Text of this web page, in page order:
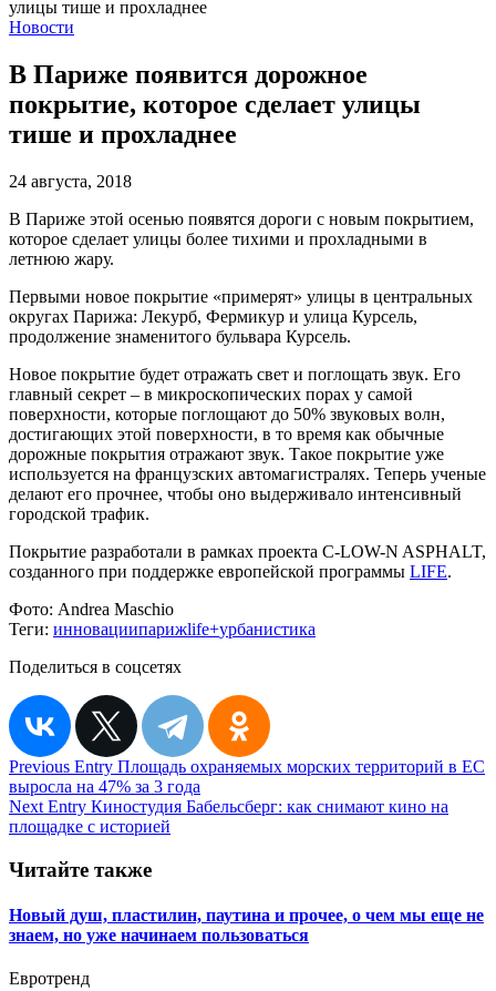
Новости
В Париже появится дорожное
покрытие, которое сделает улицы
тише и прохладнее
24 августа, 2018
В Париже этой осенью появятся дороги с новым покрытием,
которое сделает улицы более тихими и прохладными в
летнюю жару.
Первыми новое покрытие «примерят» улицы в центральных
округах Парижа: Лекурб, Фермикур и улица Курсель,
продолжение знаменитого бульвара Курсель.
Новое покрытие будет отражать свет и поглощать звук. Его
главный секрет – в микроскопических порах у самой
поверхности, которые поглощают до 50% звуковых волн,
достигающих этой поверхности, в то время как обычные
дорожные покрытия отражают звук. Такое покрытие уже
используется на французских автомагистралях. Теперь ученые
делают его прочнее, чтобы оно выдерживало интенсивный
городской трафик.
Покрытие разработали в рамках проекта C-LOW-N ASPHALT,
созданного при поддержке европейской программы LIFE.
Фото: Andrea Maschio
Теги: инновациипарижlife+урбанистика
Поделиться в соцсетях
Навигация
по
записям
Previous Entry Площадь охраняемых морских территорий в ЕС
выросла на 47% за 3 года
Next Entry Киностудия Бабельсберг: как снимают кино на
площадке с историей
Читайте также
Новый душ, пластилин, паутина и прочее, о чем мы еще не
знаем, но уже начинаем пользоваться
Евротренд